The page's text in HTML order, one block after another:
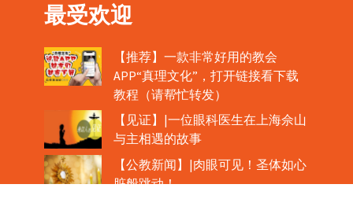
最受欢迎
【推荐】一款非常好用的教会
APP“真理文化”，打开链接看下载
教程（请帮忙转发）
【见证】|一位眼科医生在上海佘山
与主相遇的故事
【公教新闻】|肉眼可见！圣体如心
脏般跳动！